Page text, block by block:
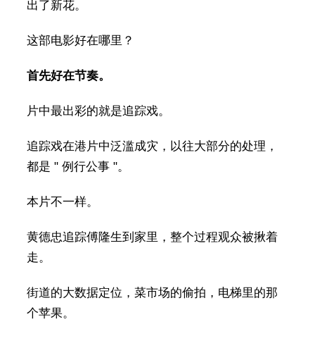
出了新花。
这部电影好在哪里？
首先好在节奏。
片中最出彩的就是追踪戏。
追踪戏在港片中泛滥成灾，以往大部分的处理，
都是 " 例行公事 "。
本片不一样。
黄德忠追踪傅隆生到家里，整个过程观众被揪着
走。
街道的大数据定位，菜市场的偷拍，电梯里的那
个苹果。